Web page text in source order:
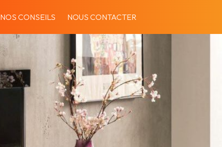
NOS CONSEILS NOUS CONTACTER